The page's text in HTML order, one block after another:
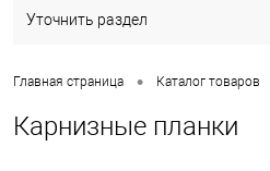
Уточнить раздел
Главная страница • Каталог товаров
Карнизные планки